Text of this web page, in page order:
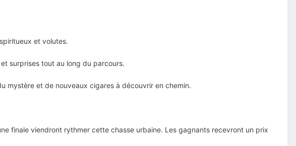
et volutes.
surprises tout au long du parcours.
mystère et de nouveaux cigares à découvrir en chemin.
finale viendront rythmer cette chasse urbaine. Les gagnants recevront un prix